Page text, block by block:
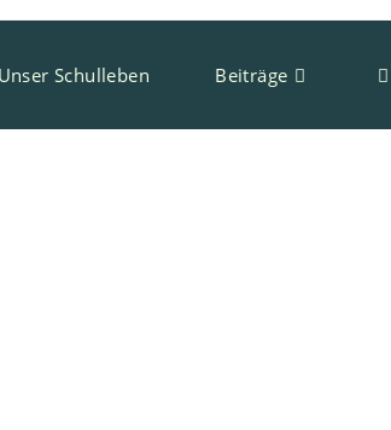
Schulleben Beiträge